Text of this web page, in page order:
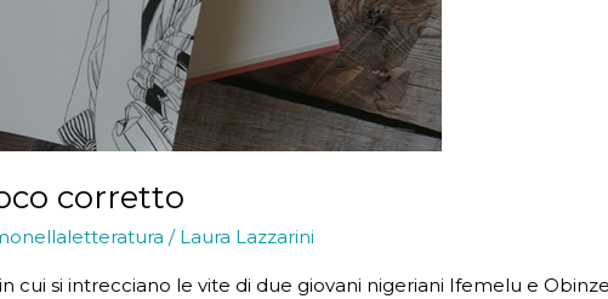
corretto
/ Laura Lazzarini
cui si intrecciano le vite di due giovani nigeriani Ifemelu e